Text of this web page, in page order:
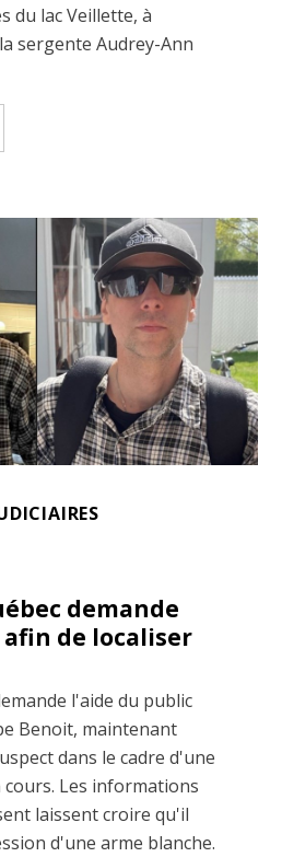
du lac Veillette, à
sergente Audrey-Ann
demande
de localiser
l'aide du public
Benoit, maintenant
dans le cadre d'une
Les informations
laissent croire qu'il
d'une arme blanche.